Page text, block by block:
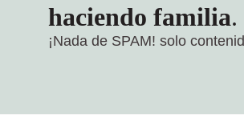
haciendo familia.
¡Nada de SPAM! solo